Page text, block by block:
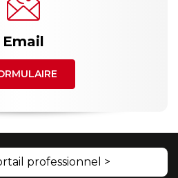
Email
professionnel >